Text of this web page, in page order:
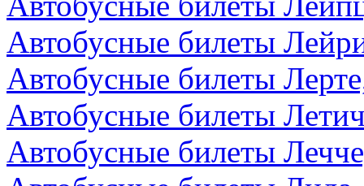
Автобусные билеты
Автобусные билеты
Автобусные билеты
Автобусные билеты